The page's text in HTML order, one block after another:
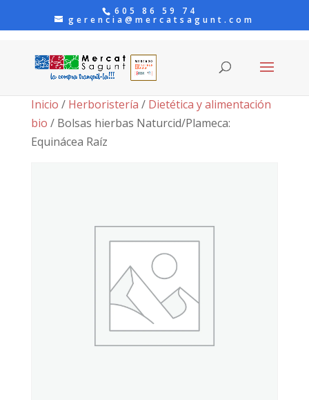
605 86 59 74
gerencia@mercatsagunt.com
Inicio / Herboristería / Dietética y alimentación
bio / Bolsas hierbas Naturcid/Plameca:
Equinácea Raíz